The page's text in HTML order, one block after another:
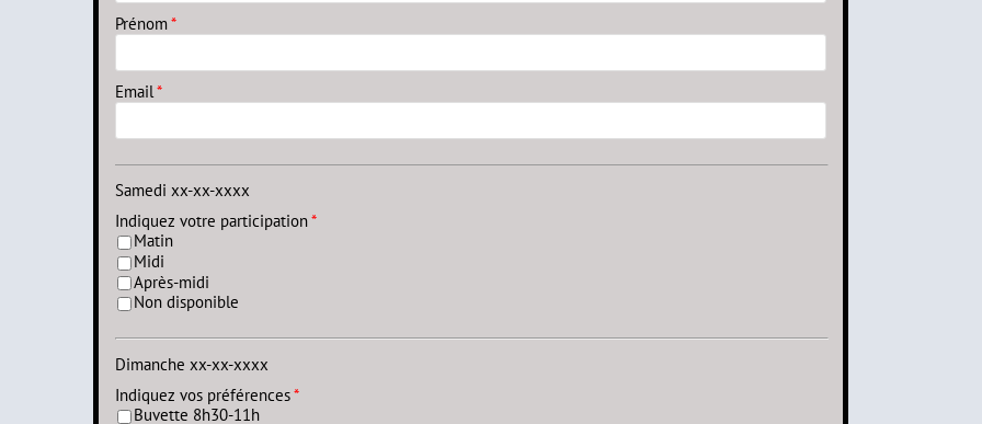
Prénom*
Email*
Samedi xx-xx-xxxx
Indiquez votre participation*
Matin
Midi
Après-midi
Non disponible
Dimanche xx-xx-xxxx
Indiquez vos préférences*
Buvette 8h30-11h